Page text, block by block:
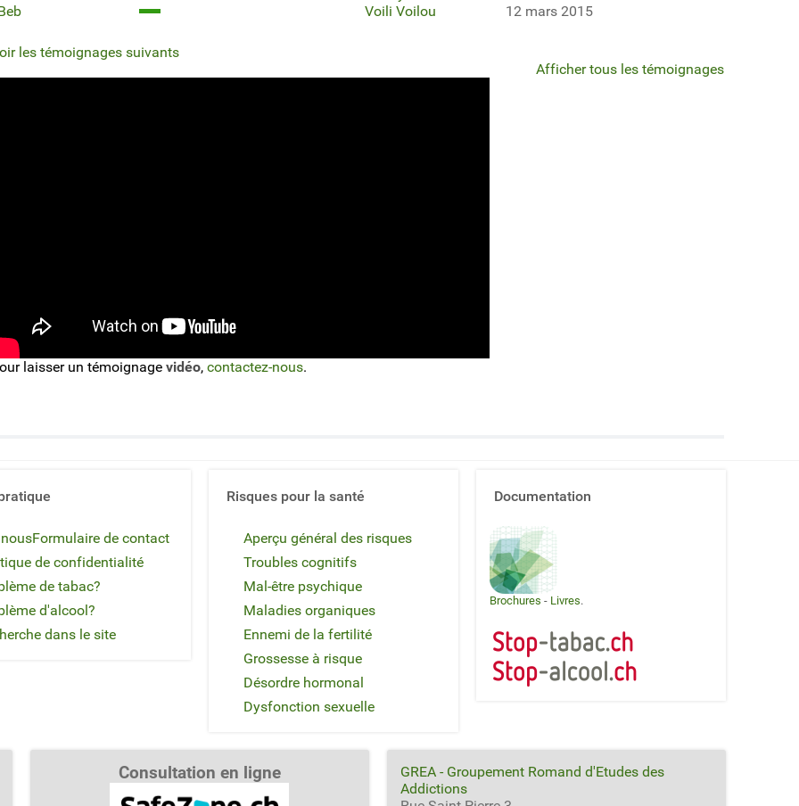
Voili Voilou
12 mars 2015
les témoignages suivants
Afficher tous les témoignages
laisser un témoignage vidéo, contactez-nous.
Formulaire de contact
de confidentialité
de tabac?
d'alcool?
dans le site
Risques pour la santé
Aperçu général des risques
Troubles cognitifs
Mal-être psychique
Maladies organiques
Ennemi de la fertilité
Grossesse à risque
Désordre hormonal
Dysfonction sexuelle
Documentation
Brochures - Livres.
Consultation en ligne
GREA - Groupement Romand d'Etudes des
Addictions